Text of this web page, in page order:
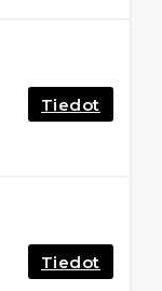
Tiedot
Tiedot